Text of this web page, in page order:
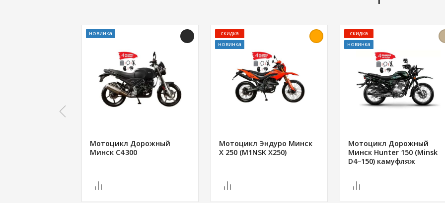
новинка
Мотоцикл Дорожный
Минск C4 300
скидка
новинка
Мотоцикл Эндуро Минск
X 250 (M1NSK X250)
скидка
новинка
Мотоцикл Дорожный
Минск Hunter 150 (Minsk
D4−150) камуфляж